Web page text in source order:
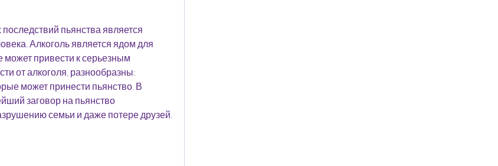
пьянства является
Алкоголь является ядом для
может привести к серьезным
от алкоголя, разнообразны:
может принести пьянство. В
заговор на пьянство
семьи и даже потере друзей.